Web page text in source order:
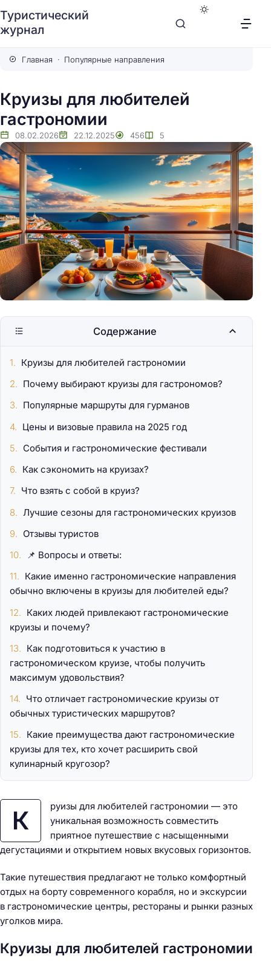
Туристический
журнал
Главная Популярные направления
Круизы для любителей
гастрономии
08.02.2026 22.12.2025 456 5
К
руизы для любителей гастрономии — это
уникальная возможность совместить
приятное путешествие с насыщенными
дегустациями и открытием новых вкусовых горизонтов.
Такие путешествия предлагают не только комфортный
отдых на борту современного корабля, но и экскурсии
в гастрономические центры, рестораны и рынки разных
уголков мира.
Круизы для любителей гастрономии
Содержание
Круизы для любителей гастрономии
Почему выбирают круизы для гастрономов?
Популярные маршруты для гурманов
Цены и визовые правила на 2025 год
События и гастрономические фестивали
Как сэкономить на круизах?
Что взять с собой в круиз?
Лучшие сезоны для гастрономических круизов
Отзывы туристов
📌 Вопросы и ответы:
Какие именно гастрономические направления
обычно включены в круизы для любителей еды?
Каких людей привлекают гастрономические
круизы и почему?
Как подготовиться к участию в
гастрономическом круизе, чтобы получить
максимум удовольствия?
Что отличает гастрономические круизы от
обычных туристических маршрутов?
Какие преимущества дают гастрономические
круизы для тех, кто хочет расширить свой
кулинарный кругозор?